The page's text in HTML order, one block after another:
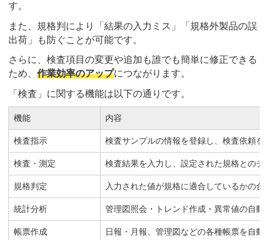
す。
また、規格判により「結果の入力ミス」「規格外製品の誤
出荷」も防ぐことが可能です。
さらに、検査項目の変更や追加も誰でも簡単に修正できる
ため、 作業効率のアップにつながります。
「検査」に関する機能は以下の通りです。
機能 内容
検査指示 検査サンプルの情報を登録し、検査依頼を
検査・測定 検査結果を入力し、設定された規格とのチ
規格判定 入力された値が規格に適合しているかの
統計分析 管理図照会・トレンド作成・異常値の自動
帳票作成 日報・月報、管理図などの各種帳票を自動